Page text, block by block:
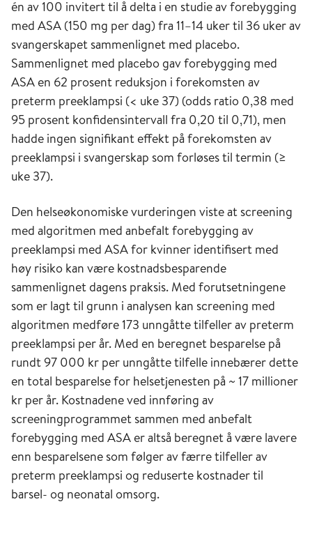
én av 100 invitert til å delta i en studie av forebygging
med ASA (150 mg per dag) fra 11–14 uker til 36 uker av
svangerskapet sammenlignet med placebo.
Sammenlignet med placebo gav forebygging med
ASA en 62 prosent reduksjon i forekomsten av
preterm preeklampsi (< uke 37) (odds ratio 0,38 med
95 prosent konfidensintervall fra 0,20 til 0,71), men
hadde ingen signifikant effekt på forekomsten av
preeklampsi i svangerskap som forløses til termin (≥
uke 37).
Den helseøkonomiske vurderingen viste at screening
med algoritmen med anbefalt forebygging av
preeklampsi med ASA for kvinner identifisert med
høy risiko kan være kostnadsbesparende
sammenlignet dagens praksis. Med forutsetningene
som er lagt til grunn i analysen kan screening med
algoritmen medføre 173 unngåtte tilfeller av preterm
preeklampsi per år. Med en beregnet besparelse på
rundt 97 000 kr per unngåtte tilfelle innebærer dette
en total besparelse for helsetjenesten på ~ 17 millioner
kr per år. Kostnadene ved innføring av
screeningprogrammet sammen med anbefalt
forebygging med ASA er altså beregnet å være lavere
enn besparelsene som følger av færre tilfeller av
preterm preeklampsi og reduserte kostnader til
barsel- og neonatal omsorg.